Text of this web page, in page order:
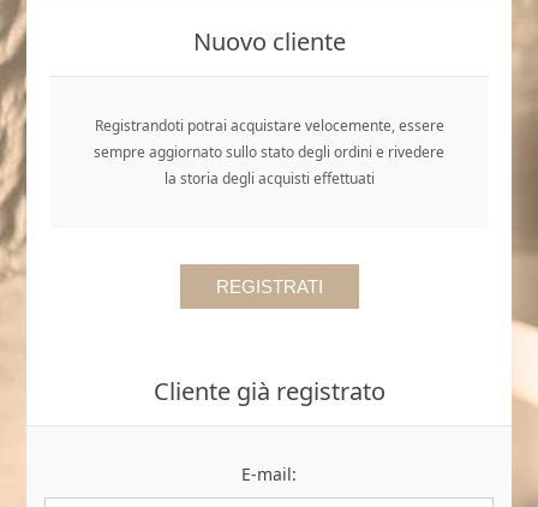
Nuovo cliente
Registrandoti potrai acquistare velocemente, essere
sempre aggiornato sullo stato degli ordini e rivedere
la storia degli acquisti effettuati
Cliente già registrato
E-mail: